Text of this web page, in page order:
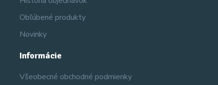
Obľúbené produkty
Novinky
Informácie
Všeobecné obchodné podmienky